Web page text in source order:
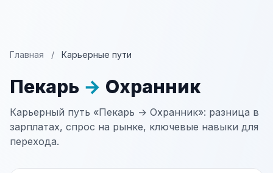
Главная / Карьерные пути
Пекарь → Охранник
Карьерный путь «Пекарь → Охранник»: разница в
зарплатах, спрос на рынке, ключевые навыки для
перехода.